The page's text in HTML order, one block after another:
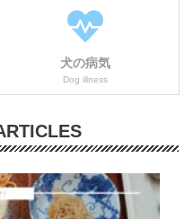
犬の病気
Dog illness